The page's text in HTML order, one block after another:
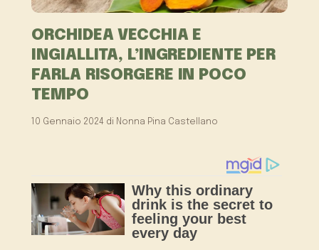
ORCHIDEA VECCHIA E
INGIALLITA, L’INGREDIENTE PER
FARLA RISORGERE IN POCO
TEMPO
10 Gennaio 2024 di Nonna Pina Castellano